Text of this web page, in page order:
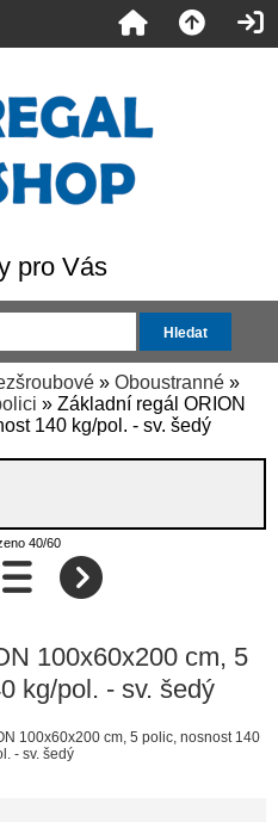
pro Vás
» Oboustranné »
» Základní regál ORION
140 kg/pol. - sv. šedý
40/60
100x60x200 cm, 5
kg/pol. - sv. šedý